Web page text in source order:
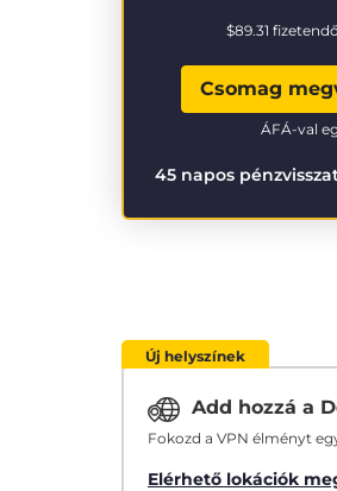
$89.31
Csomag
45 napos
ÁFÁ-val
Új helyszínek
Add hozzá a
Fokozd a VPN élményt
Elérhető lokációk